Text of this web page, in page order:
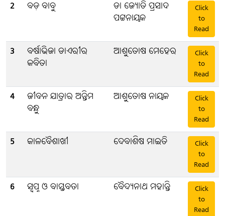
2 ବଡ଼ ବାବୁ
ଡା ଜ୍ୟୋତି ପ୍ରସାଦ
ପଟ୍ଟନାୟକ
Click
to
Read
3
ବର୍ଷାଭିଜା ଡାଏରୀର
କବିତା
ଆଶୁତୋଷ ମେହେର
Click
to
Read
4
ଜୀବନ ଯାତ୍ରାର ଅନ୍ତିମ
ବନ୍ଧୁ
ଆଶୁତୋଷ ନାୟକ
Click
to
Read
5 କାଳବୈଶାଖୀ ଦେବାଶିଷ ମାଇତି
Click
to
Read
6 ସ୍ବପ୍ନ ଓ ବାସ୍ତବତା ବୈଦ୍ୟନାଥ ମହାନ୍ତି
Click
to
Read